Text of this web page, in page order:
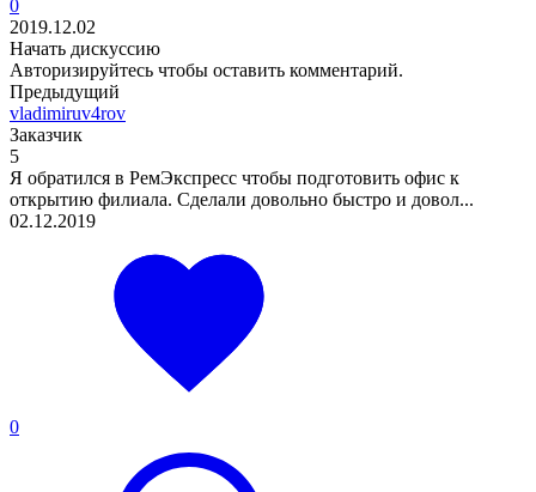
0
2019.12.02
Начать дискуссию
Авторизируйтесь чтобы оставить комментарий.
Предыдущий
vladimiruv4rov
Заказчик
5
Я обратился в РемЭкспресс чтобы подготовить офис к
открытию филиала. Сделали довольно быстро и довол...
02.12.2019
0